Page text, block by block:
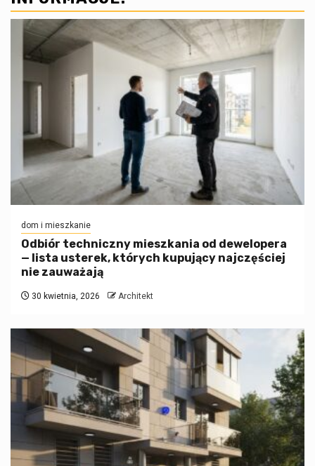
dom i mieszkanie
Odbiór techniczny mieszkania od dewelopera
— lista usterek, których kupujący najczęściej
nie zauważają
30 kwietnia, 2026 Architekt